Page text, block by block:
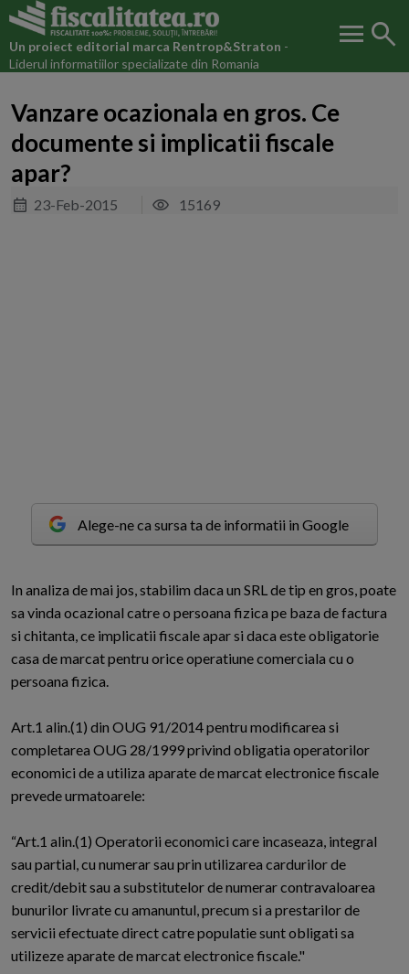
Un proiect editorial marca Rentrop&Straton -
Liderul informatiilor specializate din Romania
menu search
Vanzare ocazionala en gros. Ce
documente si implicatii fiscale
apar?
23-Feb-2015 15169
Alege-ne ca sursa ta de informatii in Google
In analiza de mai jos, stabilim daca un SRL de tip en gros, poate
sa vinda ocazional catre o persoana fizica pe baza de factura
si chitanta, ce implicatii fiscale apar si daca este obligatorie
casa de marcat pentru orice operatiune comerciala cu o
persoana fizica.
Art.1 alin.(1) din OUG 91/2014 pentru modificarea si
completarea OUG 28/1999 privind obligatia operatorilor
economici de a utiliza aparate de marcat electronice fiscale
prevede urmatoarele:
“Art.1 alin.(1) Operatorii economici care incaseaza, integral
sau partial, cu numerar sau prin utilizarea cardurilor de
credit/debit sau a substitutelor de numerar contravaloarea
bunurilor livrate cu amanuntul, precum si a prestarilor de
servicii efectuate direct catre populatie sunt obligati sa
utilizeze aparate de marcat electronice fiscale."